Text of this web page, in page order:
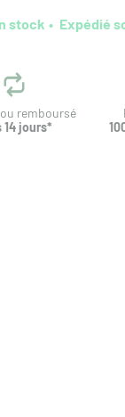
stock Expédié
remboursé
14 jours*